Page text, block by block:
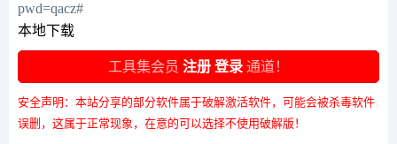
pwd=qacz#
本地下载
工具集会员 注册 登录 通道！
安全声明：本站分享的部分软件属于破解激活软件，可能会被杀毒软件
误删，这属于正常现象，在意的可以选择不使用破解版！